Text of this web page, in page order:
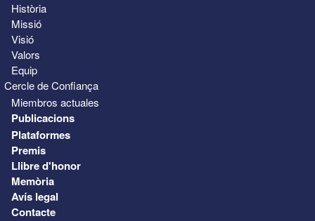
Història
Missió
Visió
Valors
Equip
Cercle de Confiança
Miembros actuales
Publicacions
Plataformes
Premis
Llibre d'honor
Memòria
Avís legal
Contacte